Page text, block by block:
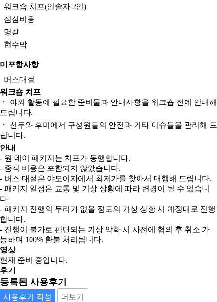
워크숍 치프(인솔자 2인)
점심비용
명찰
현수막
미포함사항
버스대절
워크숍 치프
ㆍ 야외 활동에 필요한 준비물과 안내사항을 워크숍 전에 안내해
드립니다.
ㆍ 선두와 후미에서 구성원들의 안전과 기타 이슈들을 관리해 드
립니다.
안내
- 원 데이 패키지는 치프가 동행합니다.
- 중식 비용은 포함되지 않았습니다.
- 버스 대절은 야모이자에서 최저가를 찾아서 대행해 드립니다.
- 패키지 일정은 교통 및 기상 상황에 따라 변경이 될 수 있습니
다.
- 패키지 진행의 무리가 없을 정도의 기상 상황 시 예정대로 진행
합니다.
- 진행이 불가로 판단되는 기상 악화 시 사전에 협의 후 취소 가
능하며 100% 환불 처리됩니다.
영상
현재 준비 중입니다.
후기
등록된 사용후기
사용후기 작성 더보기